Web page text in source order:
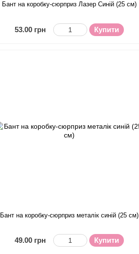
Бант на коробку-сюрприз Лазер Синій (25 см)
53.00 грн Купити
Бант на коробку-сюрприз металік синій (25 см)
49.00 грн Купити